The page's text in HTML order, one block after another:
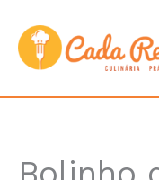
para
conteúdo
hour minutes